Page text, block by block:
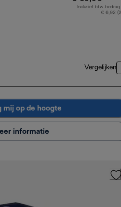
Inclusief btw-bedrag
€ 6,92
Vergelijken
mij op de hoogte
informatie